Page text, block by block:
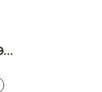
ПОДСТОЛЬЕ АУРЕЛИ ТЭРЦИО